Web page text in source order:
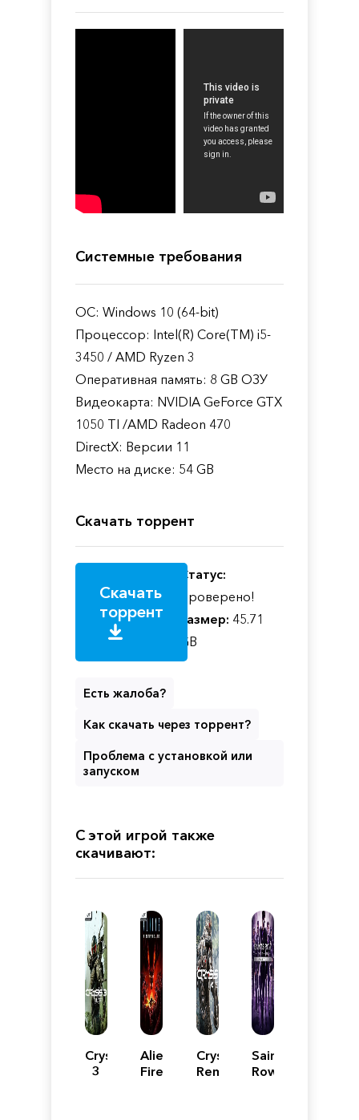
Системные требования
ОС: Windows 10 (64-bit)
Процессор: Intel(R) Core(TM) i5-
3450 / AMD Ryzen 3
Оперативная память: 8 GB ОЗУ
Видеокарта: NVIDIA GeForce GTX
1050 TI /AMD Radeon 470
DirectX: Версии 11
Место на диске: 54 GB
Скачать торрент
Скачать
торрент
Статус:
Проверено!
Размер: 45.71
GB
Есть жалоба?
Как скачать через торрент?
Проблема с установкой или
запуском
С этой игрой также
скачивают:
Crysis
3
Aliens
Fireteam
Crysis:
Remastered
Saints
Row: